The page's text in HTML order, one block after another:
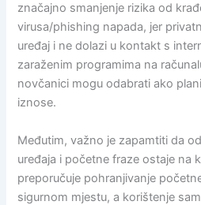
značajno smanjenje rizika od
virusa/phishing napada, jer
uređaj i ne dolazi u kontakt s
zaraženim programima na
novčanici mogu odabrati ako
iznose.
Međutim, važno je zapamtiti da
uređaja i početne fraze ostaje na
preporučuje pohranjivanje
sigurnom mjestu, a korištenje